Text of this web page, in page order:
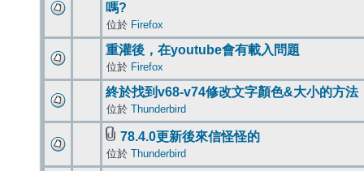
嗎?
位於 Firefox
重灌後，在youtube會有載入問題
位於 Firefox
終於找到v68-v74修改文字顏色&大小的方法
位於 Thunderbird
78.4.0更新後來信怪怪的
位於 Thunderbird